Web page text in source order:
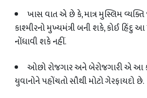
ખાસ વાત એ છે કે,માત્ર મુસ્લિમ
કાશ્મીરનો મુખ્યમંત્રી બની શકે,કોઈ હિંદુ આ
નોંધાવી શકે નહીં.
ઓછો રોજગાર અને બેરોજગારી એ આ
યુવાનોને પહોંચતો સૌથી મોટો ગેરફાયદો છે.